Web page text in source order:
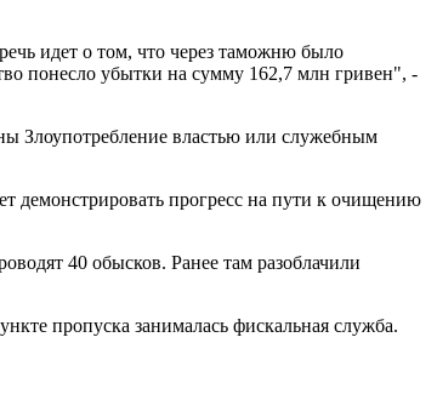
идет о том, что через таможню было
понесло убытки на сумму 162,7 млн гривен", -
Злоупотребление властью или служебным
демонстрировать прогресс на пути к очищению
40 обысков. Ранее там разоблачили
пропуска занималась фискальная служба.